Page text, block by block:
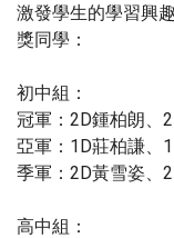
激發學生的學習興
獎同學：
初中組：
冠軍：2D鍾柏朗、
亞軍：1D莊柏謙、
季軍：2D黃雪姿、
高中組：